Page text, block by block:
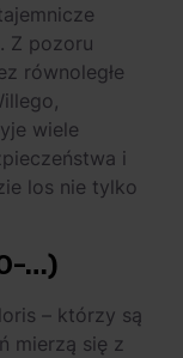
Z pozoru
równoległe
wiele
i
los nie tylko
…)
– którzy są
mierzą się z